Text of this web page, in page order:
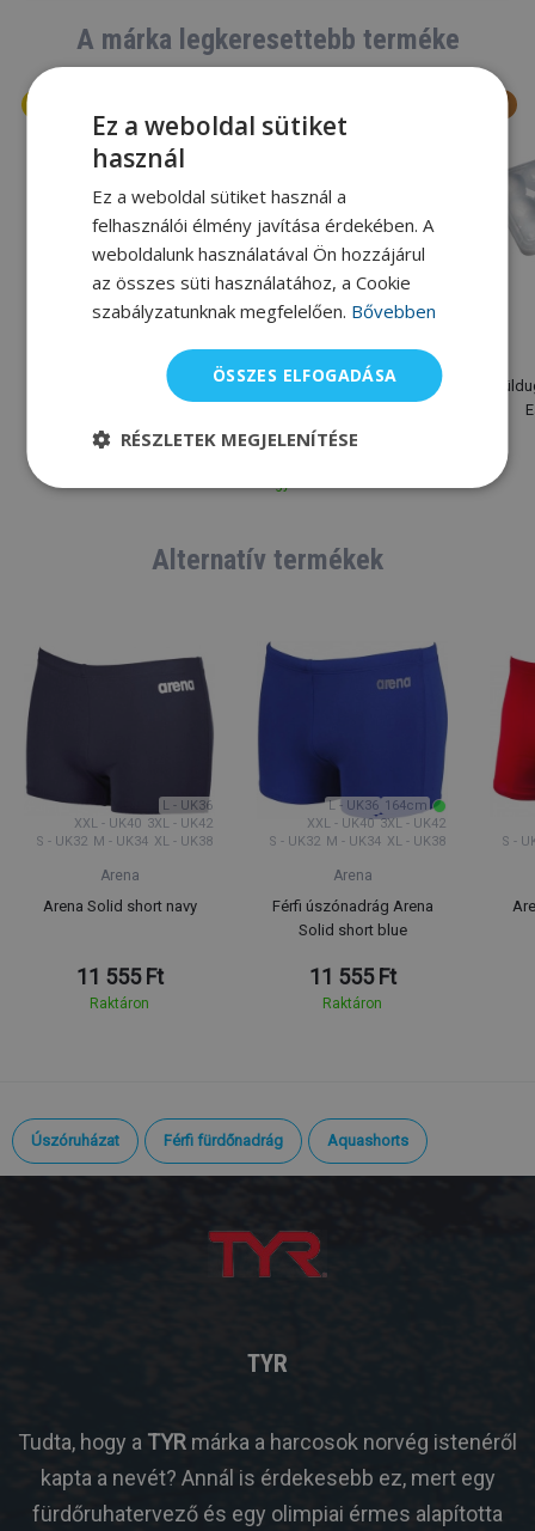
A márka legkeresettebb terméke
Úszózsák Tyr Big Mummy
9 755 Ft
L M S XL XS XXS XXL
Tenyérellenállás Tyr Catalyst
Alternatív termékek
S - UK32 M - UK34 XL - UK38
XXL - UK40 3XL - UK42
L - UK36
Arena
Arena Solid short navy
11 555 Ft
Raktáron
S - UK32 M - UK34 XL - UK38
XXL - UK40 3XL - UK42
L - UK36 164cm
Arena
Férfi úszónadrág Arena
Solid short blue
11 555 Ft
Raktáron
S -
Úszóruházat Férfi fürdőnadrág Aquashorts
TYR
Tudta, hogy a TYR márka a harcosok norvég istenéről
kapta a nevét? Annál is érdekesebb ez, mert egy
fürdőruhatervező és egy olimpiai érmes alapította
Ez a weboldal sütiket
használ
Ez a weboldal sütiket használ a
felhasználói élmény javítása érdekében. A
weboldalunk használatával Ön hozzájárul
az összes süti használatához, a Cookie
szabályzatunknak megfelelően. Bővebben
ÖSSZES ELFOGADÁSA
RÉSZLETEK MEGJELENÍTÉSE